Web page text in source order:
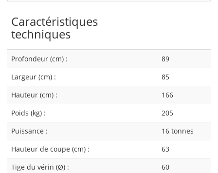
Caractéristiques
techniques
Profondeur (cm) :
89
Largeur (cm) :
85
Hauteur (cm) :
166
Poids (kg) :
205
Puissance :
16 tonnes
Hauteur de coupe (cm) :
63
Tige du vérin (Ø) :
60